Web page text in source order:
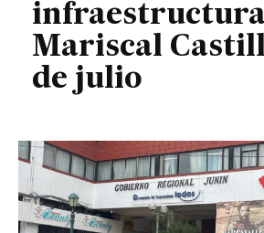
infraestructura
Mariscal
de julio